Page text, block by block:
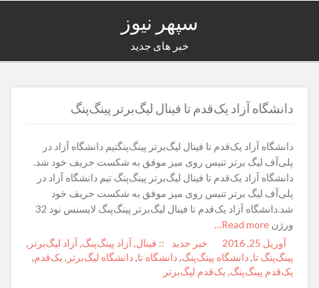
سپهر نیوز
خبر های جدید
دانشگاه آزاد یک‌قدم تا فینال لیگ‌برتر پینگ‌پنگ
دانشگاه آزاد یک‌قدم تا فینال لیگ‌برتر پینگ‌پنگتیم دانشگاه آزاد در
پلی‌آف لیگ برتر تنیس روی میز موفق به شکست حریف خود شد.
دانشگاه آزاد یک‌قدم تا فینال لیگ‌برتر پینگ‌پنگ تیم دانشگاه آزاد در
پلی‌آف لیگ برتر تنیس روی میز موفق به شکست حریف خود
شد.دانشگاه آزاد یک‌قدم تا فینال لیگ‌برتر پینگ‌پنگ لایسنس نود 32
ورژن
Posted
on
آوریل 25, 2016 Author
Categories
خبر جدید Tags
:: فینال,آزاد پینگ‌پنگ,آزاد لیگ‌برتر ,
پینگ‌پنگ تا,دانشگاه پینگ‌پنگ,دانشگاه تا,دانشگاه لیگ‌برتر , یک‌قدم,
یک‌قدم پینگ‌پنگ, یک‌قدم لیگ‌برتر